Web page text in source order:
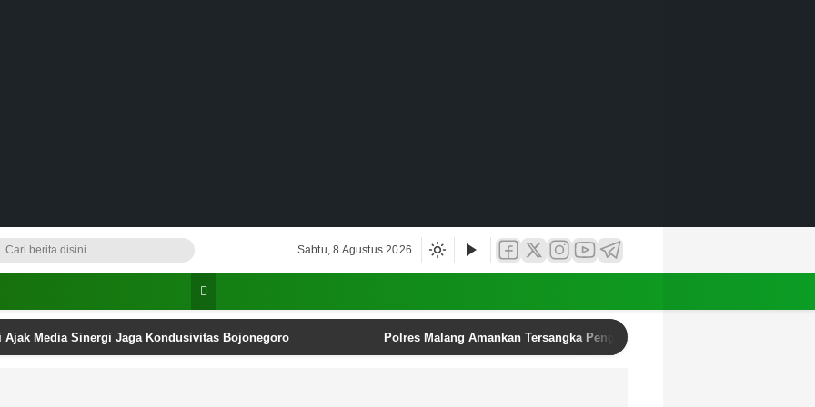
Sabtu, 8 Agustus 2026
Ajak Media Sinergi Jaga Kondusivitas Bojonegoro Polres Malang Amankan Tersangka Pengedar Narkoba di Kepanjen, Sita